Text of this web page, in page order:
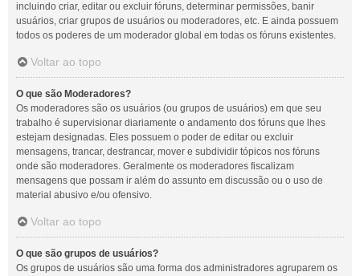
incluindo criar, editar ou excluir fóruns, determinar permissões, banir
usuários, criar grupos de usuários ou moderadores, etc. E ainda possuem
todos os poderes de um moderador global em todas os fóruns existentes.
Voltar ao topo
O que são Moderadores?
Os moderadores são os usuários (ou grupos de usuários) em que seu
trabalho é supervisionar diariamente o andamento dos fóruns que lhes
estejam designadas. Eles possuem o poder de editar ou excluir
mensagens, trancar, destrancar, mover e subdividir tópicos nos fóruns
onde são moderadores. Geralmente os moderadores fiscalizam
mensagens que possam ir além do assunto em discussão ou o uso de
material abusivo e/ou ofensivo.
Voltar ao topo
O que são grupos de usuários?
Os grupos de usuários são uma forma dos administradores agruparem os